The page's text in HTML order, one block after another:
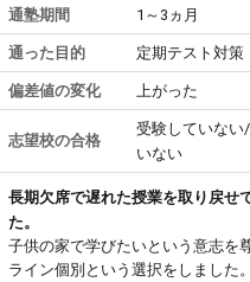
通塾期間 1～3ヵ月
通った目的 定期テスト対策
偏差値の変化 上がった
志望校の合格
受験していない
いない
長期欠席で遅れた授業を取り戻せ
た。
子供の家で学びたいという意志を
ライン個別という選択をしました。